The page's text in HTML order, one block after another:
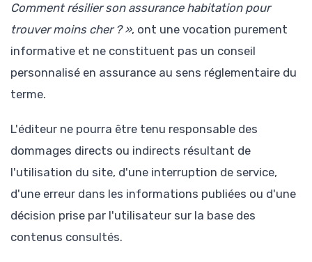
Comment résilier son assurance habitation pour
trouver moins cher ? », ont une vocation purement
informative et ne constituent pas un conseil
personnalisé en assurance au sens réglementaire du
terme.
L'éditeur ne pourra être tenu responsable des
dommages directs ou indirects résultant de
l'utilisation du site, d'une interruption de service,
d'une erreur dans les informations publiées ou d'une
décision prise par l'utilisateur sur la base des
contenus consultés.